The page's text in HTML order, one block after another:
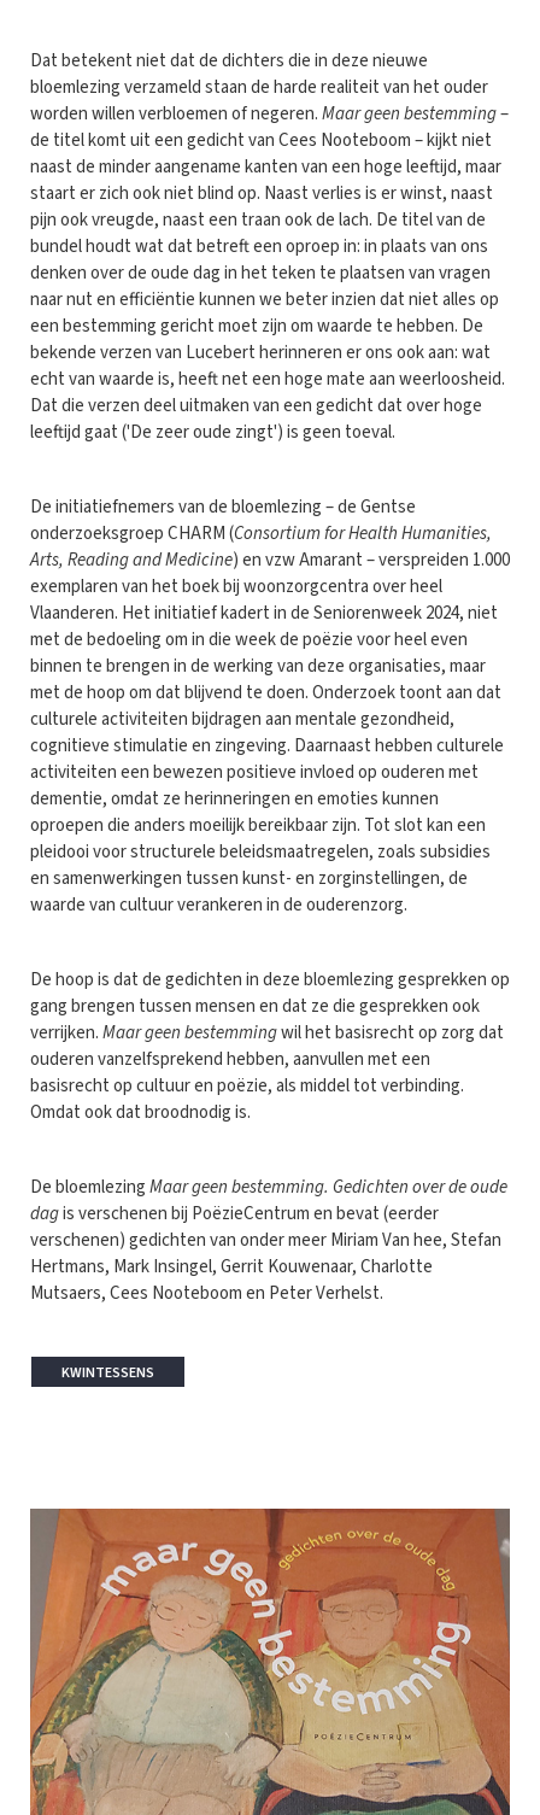
Dat betekent niet dat de dichters die in deze nieuwe
bloemlezing verzameld staan de harde realiteit van het ouder
worden willen verbloemen of negeren.Maar geen bestemming–
de titel komt uit een gedicht van Cees Nooteboom – kijkt niet
naast de minder aangename kanten van een hoge leeftijd, maar
staart er zich ook niet blind op. Naast verlies is er winst, naast
pijn ook vreugde, naast een traan ook de lach. De titel van de
bundel houdt wat dat betreft een oproep in: in plaats van ons
denken over de oude dag in het teken te plaatsen van vragen
naar nut en efficiëntie kunnen we beter inzien dat niet alles op
een bestemming gericht moet zijn om waarde te hebben. De
bekende verzen van Lucebert herinneren er ons ook aan: wat
echt van waarde is, heeft net een hoge mate aan weerloosheid.
Dat die verzen deel uitmaken van een gedicht dat over hoge
leeftijd gaat ('De zeer oude zingt') is geen toeval.
De initiatiefnemers van de bloemlezing – de Gentse
onderzoeksgroep CHARM (Consortium for Health Humanities,
Arts, Reading and Medicine) en vzw Amarant – verspreiden 1.000
exemplaren van het boek bij woonzorgcentra over heel
Vlaanderen. Het initiatief kadert in de Seniorenweek 2024, niet
met de bedoeling om in die week de poëzie voor heel even
binnen te brengen in de werking van deze organisaties, maar
met de hoop om dat blijvend te doen. Onderzoek toont aan dat
culturele activiteiten bijdragen aan mentale gezondheid,
cognitieve stimulatie en zingeving. Daarnaast hebben culturele
activiteiten een bewezen positieve invloed op ouderen met
dementie, omdat ze herinneringen en emoties kunnen
oproepen die anders moeilijk bereikbaar zijn. Tot slot kan een
pleidooi voor structurele beleidsmaatregelen, zoals subsidies
en samenwerkingen tussen kunst- en zorginstellingen, de
waarde van cultuur verankeren in de ouderenzorg.
De hoop is dat de gedichten in deze bloemlezing gesprekken op
gang brengen tussen mensen en dat ze die gesprekken ook
verrijken.Maar geen bestemmingwil het basisrecht op zorg dat
ouderen vanzelfsprekend hebben, aanvullen met een
basisrecht op cultuur en poëzie, als middel tot verbinding.
Omdat ook dat broodnodig is.
De bloemlezingMaar geen bestemming. Gedichten over de oude
dagis verschenen bij PoëzieCentrum en bevat (eerder
verschenen) gedichten van onder meer Miriam Van hee, Stefan
Hertmans, Mark Insingel, Gerrit Kouwenaar, Charlotte
Mutsaers, Cees Nooteboom en Peter Verhelst.
KWINTESSENS